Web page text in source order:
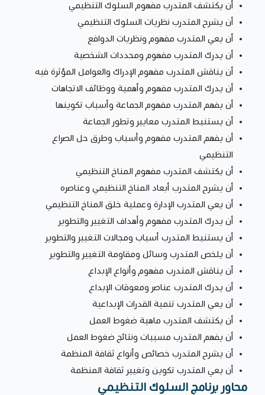
أن يكتشف المتدرب مفهوم السلوك التنظيمي
أن يشرح المتدرب نظريات السلوك التنظيمي
أن يعي المتدرب مفهوم ونظريات الدوافع
أن يدرك المتدرب مفهوم ومحددات الشخصية
أن يناقش المتدرب مفهوم الإدراك والعوامل المؤثرة فيه
أن يدرك المتدرب مفهوم وأهمية ووظائف الاتجاهات
أن يفهم المتدرب مفهوم الجماعة وأسباب تكوينها
أن يستنبط المتدرب معايير وتطور الجماعة
أن يفهم المتدرب مفهوم وأسباب وطرق حل الصراع
التنظيمي
أن يكتشف المتدرب مفهوم المناخ التنظيمي
أن يشرح المتدرب أبعاد المناخ التنظيمي وعناصره
أن يعي المتدرب الإدارة وعملية خلق المناخ التنظيمي
أن يدرك المتدرب مفهوم وأهداف التغيير والتطوير
أن يستنبط المتدرب أسباب ومجالات التغيير والتطوير
أن يلخص المتدرب وسائل ومقاومة التغيير والتطوير
أن يناقش المتدرب مفهوم وأنواع الإبداع
أن يدرك المتدرب عناصر ومعوقات الإبداع
أن يعي المتدرب تنمية القدرات الإبداعية
أن يكتشف المتدرب ماهية ضغوط العمل
أن يفهم المتدرب مسببات ونتائج ضغوط العمل
أن يشرح المتدرب خصائص وأنواع ثقافة المنظمة
أن يعي المتدرب تكوين وتغيير ثقافة المنظمة
محاور برنامج السلوك التنظيمي